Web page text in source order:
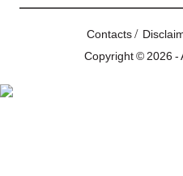
Contacts/
Copyright © 2026 -